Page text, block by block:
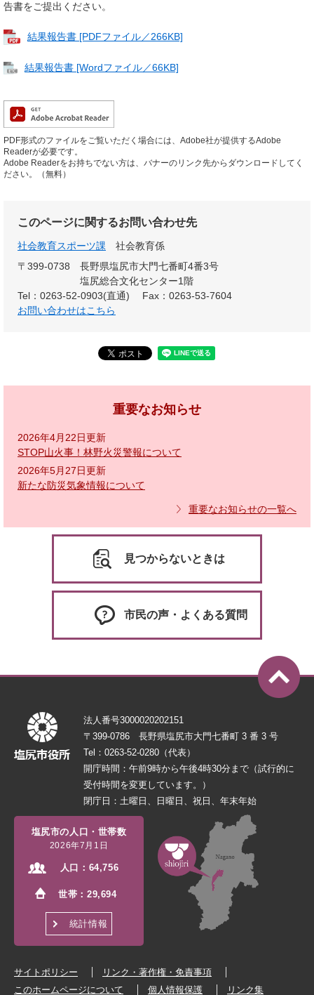
告書をご提出ください。
結果報告書 [PDFファイル／266KB]
結果報告書 [Wordファイル／66KB]
PDF形式のファイルをご覧いただく場合には、Adobe社が提供するAdobe
Readerが必要です。
Adobe Readerをお持ちでない方は、バナーのリンク先からダウンロードしてく
ださい。（無料）
このページに関するお問い合わせ先
社会教育スポーツ課
社会教育係
〒399-0738
長野県塩尻市大門七番町4番3号
塩尻総合文化センター1階
Tel：0263-52-0903(直通)
Fax：0263-53-7604
お問い合わせはこちら
重要なお知らせ
2026年4月22日更新
STOP山火事！林野火災警報について
2026年5月27日更新
新たな防災気象情報について
重要なお知らせの一覧へ
見つからないときは
市民の声・よくある質問
法人番号3000020202151
〒399-0786 長野県塩尻市大門七番町 3 番 3 号
Tel：0263-52-0280（代表）
開庁時間：午前9時から午後4時30分まで（試行的に
受付時間を変更しています。）
閉庁日：土曜日、日曜日、祝日、年末年始
塩尻市の人口・世帯数
2026年7月1日
人口： 64,756
世帯：29,694
統計情報
サイトポリシー
リンク・著作権・免責事項
このホームページについて
個人情報保護 リンク集